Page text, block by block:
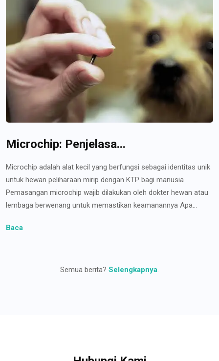
Microchip: Penjelasa...
Microchip adalah alat kecil yang berfungsi sebagai identitas unik
untuk hewan peliharaan mirip dengan KTP bagi manusia
Pemasangan microchip wajib dilakukan oleh dokter hewan atau
lembaga berwenang untuk memastikan keamanannya Apa...
Baca
Semua berita? Selengkapnya.